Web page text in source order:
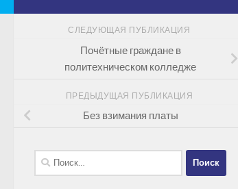
СЛЕДУЮЩАЯ ПУБЛИКАЦИЯ
Почётные граждане в
политехническом колледже
ПРЕДЫДУЩАЯ ПУБЛИКАЦИЯ
Без взимания платы
Найти: